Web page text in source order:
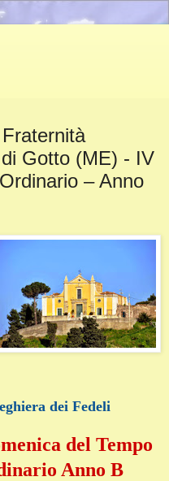
Gotto (ME) - IV
– Anno
dei Fedeli
del Tempo
Anno B